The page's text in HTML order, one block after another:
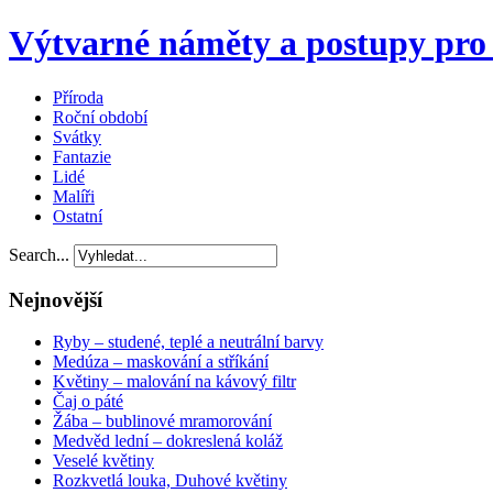
Výtvarné náměty a postupy
Příroda
Roční období
Svátky
Fantazie
Lidé
Malíři
Ostatní
Search...
Nejnovější
Ryby – studené, teplé a neutrální barvy
Medúza – maskování a stříkání
Květiny – malování na kávový filtr
Čaj o páté
Žába – bublinové mramorování
Medvěd lední – dokreslená koláž
Veselé květiny
Rozkvetlá louka, Duhové květiny